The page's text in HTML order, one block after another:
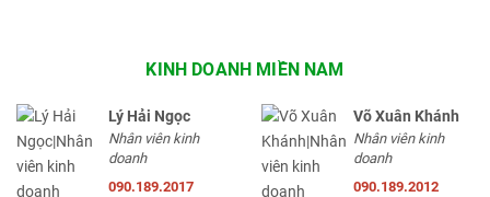
KINH DOANH MIỀN NAM
Lý Hải Ngọc
Nhân viên kinh
doanh
090.189.2017
Võ Xuân Khánh
Nhân viên kinh
doanh
090.189.2012